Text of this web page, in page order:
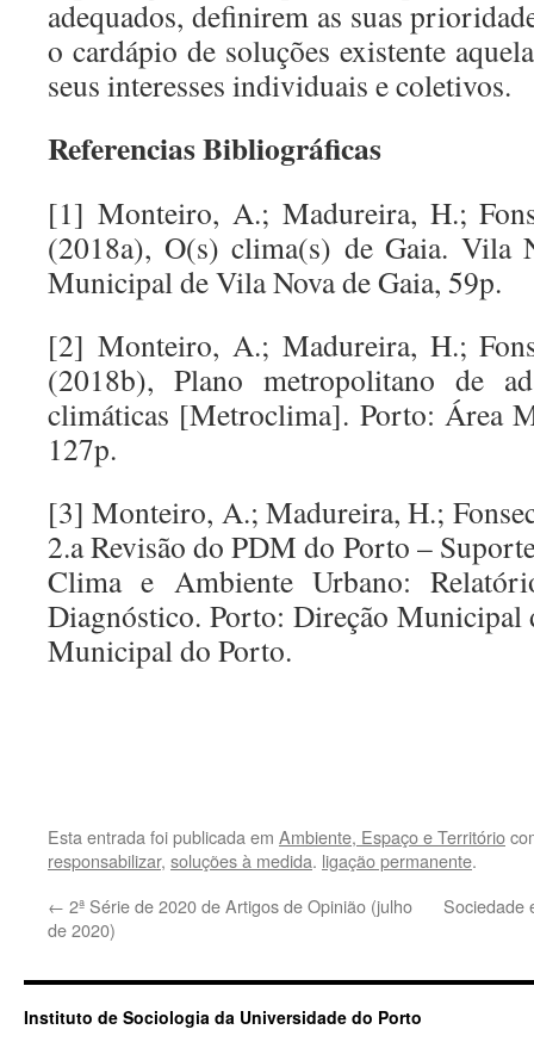
adequados, definirem as suas
o cardápio de soluções existente
seus interesses individuais e coletivos.
Referencias Bibliográficas
[1] Monteiro, A.; Madureira, H.;
(2018a), O(s) clima(s) de Gaia. Vila
Municipal de Vila Nova de Gaia, 59p.
[2] Monteiro, A.; Madureira, H.;
(2018b), Plano metropolitano de
climáticas [Metroclima]. Porto: Área
127p.
[3] Monteiro, A.; Madureira, H.;
2.a Revisão do PDM do Porto –
Clima e Ambiente Urbano:
Diagnóstico. Porto: Direção Municipal
Municipal do Porto.
Esta entrada foi publicada em Ambiente, Espaço e Território
responsabilizar, soluções à medida. ligação permanente.
← 2ª Série de 2020 de Artigos de Opinião (julho
de 2020)
Sociedade
Instituto de Sociologia da Universidade do Porto